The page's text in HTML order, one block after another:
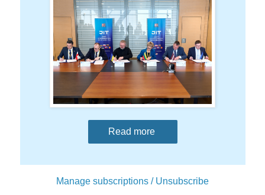
Read more
Manage subscriptions / Unsubscribe